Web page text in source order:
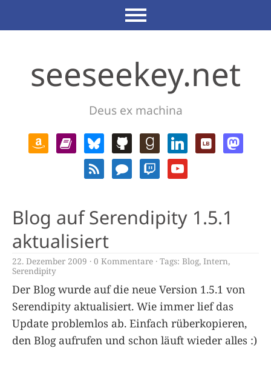
seeseekey.net
Deus ex machina
Blog auf Serendipity 1.5.1
aktualisiert
22. Dezember 2009 0 Kommentare Tags: Blog, Intern,
Serendipity
Der Blog wurde auf die neue Version 1.5.1 von
Serendipity aktualisiert. Wie immer lief das
Update problemlos ab. Einfach rüberkopieren,
den Blog aufrufen und schon läuft wieder alles :)